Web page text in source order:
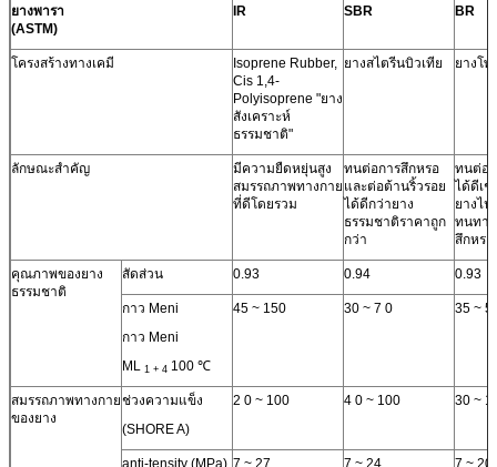
ยางพารา
(ASTM)
IR SBR BR
โครงสร้างทางเคมี
Isoprene Rubber,
Cis 1,4-
Polyisoprene "ยาง
สังเคราะห์
ธรรมชาติ"
ยางสไตรีนบิวเทีย ยางโพ
ลักษณะสำคัญ
มีความยืดหยุ่นสูง
สมรรถภาพทางกาย
ที่ดีโดยรวม
ทนต่อการสึกหรอ
และต่อต้านริ้วรอย
ได้ดีกว่ายาง
ธรรมชาติราคาถูก
กว่า
ทนต่อ
ได้ดีเช่
ยางไน
ทนทา
สึกหรอ
คุณภาพของยาง
ธรรมชาติ
สัดส่วน 0.93 0.94 0.93
กาว Meni
กาว Meni
ML 1 + 4 100 ℃
45 ~ 150 30 ~ 7 0 35 ~
สมรรถภาพทางกาย
ของยาง
ช่วงความแข็ง
(SHORE A)
2 0 ~ 100 4 0 ~ 100 30 ~
anti-tensity (MPa) 7 ~ 27 7 ~ 24 7 ~ 20